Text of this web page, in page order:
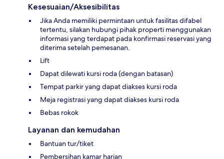
Kesesuaian/Aksesibilitas
Jika Anda memiliki permintaan untuk fasilitas difabel
tertentu, silakan hubungi pihak properti menggunakan
informasi yang terdapat pada konfirmasi reservasi yang
diterima setelah pemesanan.
Lift
Dapat dilewati kursi roda (dengan batasan)
Tempat parkir yang dapat diakses kursi roda
Meja registrasi yang dapat diakses kursi roda
Bebas rokok
Layanan dan kemudahan
Bantuan tur/tiket
Pembersihan kamar harian